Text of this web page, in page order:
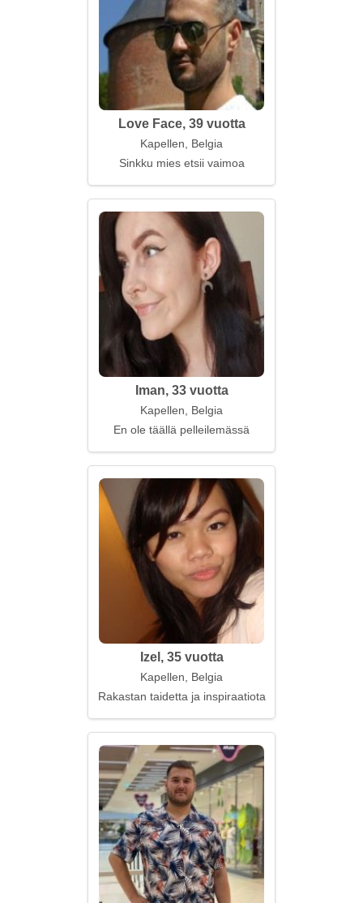
Love Face, 39 vuotta
Kapellen, Belgia
Sinkku mies etsii vaimoa
Iman, 33 vuotta
Kapellen, Belgia
En ole täällä pelleilemässä
Izel, 35 vuotta
Kapellen, Belgia
Rakastan taidetta ja inspiraatiota